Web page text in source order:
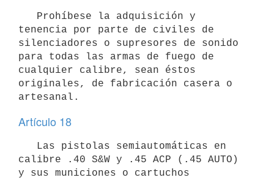
tenencia por parte de civiles de
silenciadores o supresores de sonido
para todas las armas de fuego de
cualquier calibre, sean éstos
originales, de fabricación casera o
Artículo 18
calibre .40 S&W y .45 ACP (.45 AUTO)
y sus municiones o cartuchos